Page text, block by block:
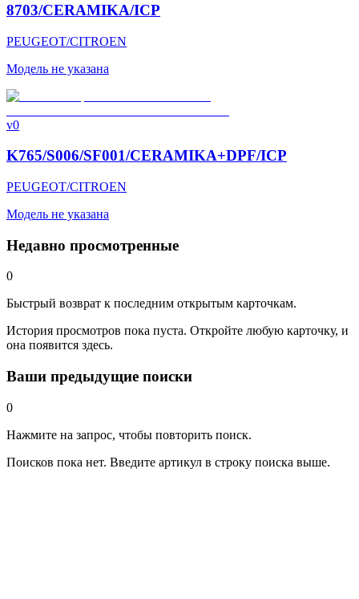
8703/CERAMIKA/ICP
PEUGEOT/CITROEN
Модель не указана
v0
K765/S006/SF001/CERAMIKA+DPF/ICP
PEUGEOT/CITROEN
Модель не указана
Недавно просмотренные
0
Быстрый возврат к последним открытым карточкам.
История просмотров пока пуста. Откройте любую карточку, и
она появится здесь.
Ваши предыдущие поиски
0
Нажмите на запрос, чтобы повторить поиск.
Поисков пока нет. Введите артикул в строку поиска выше.